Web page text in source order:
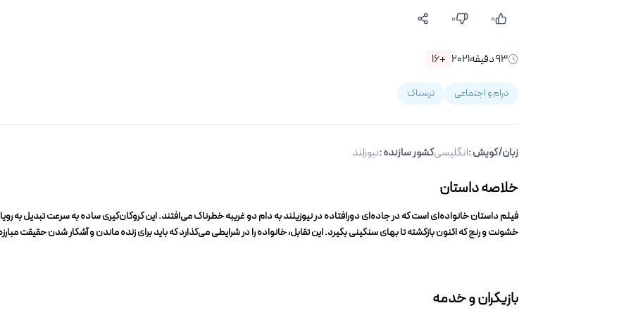
۰ ۰
۹۳دقیقه۲۰۲۱ +۱۶
درام و اجتماعی ترسناک
زبان/گویش:انگلیسیکشور سازنده :نیوزلند
خلاصه داستان
فیلم داستان خانواده‌ای است که در جاده‌ای دورافتاده در نیوزیلند به دام دو غریبه خطرناک می‌افتند. این گروگان‌گیری ساده به سرعت تبدیل به
خشونت و رنج که اکنون بازگشته تا بهای سنگینی بگیرد. این تقابل، خانواده را در شرایطی می‌گذارد که باید برای زنده ماندن و آشکار شدن حقیقت
بازیگران و خدمه